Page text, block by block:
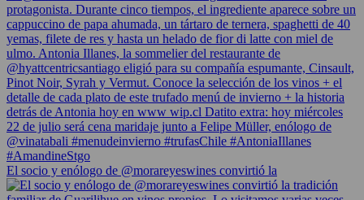
El socio y enólogo de @morareyeswines convirtió la